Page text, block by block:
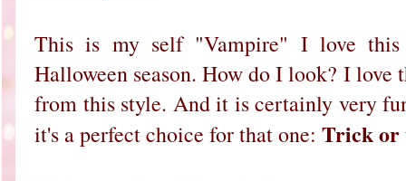
This is my self "Vampire" I love
Halloween season. How do I look? I love
from this style. And it is certainly very
it's a perfect choice for that one: Trick or